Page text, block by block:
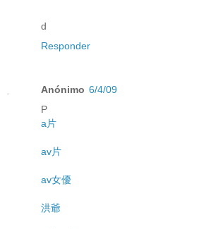
d
Responder
Anónimo 6/4/09
P
a片
av片
av女優
洪爺